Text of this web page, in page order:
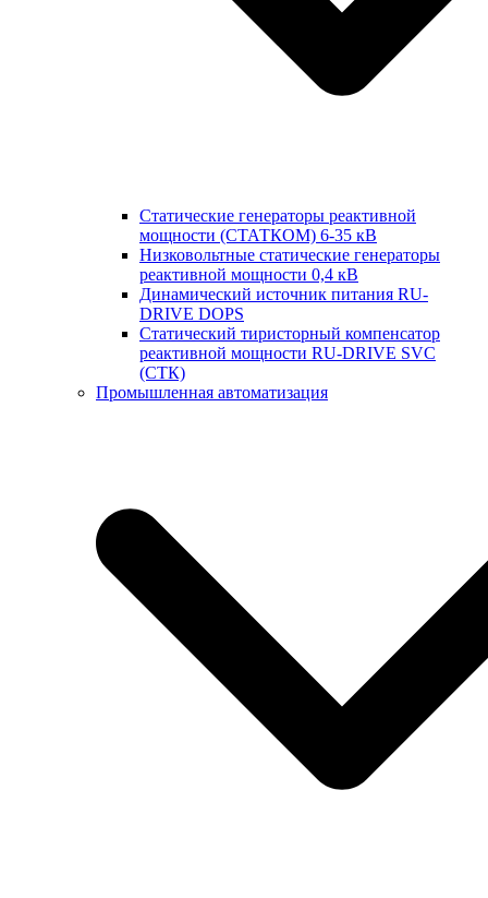
Статические генераторы реактивной
мощности (СТАТКОМ) 6-35 кВ
Низковольтные статические генераторы
реактивной мощности 0,4 кВ
Динамический источник питания RU-
DRIVE DOPS
Cтатический тиристорный компенсатор
реактивной мощности RU-DRIVE SVC
(СТК)
Промышленная автоматизация